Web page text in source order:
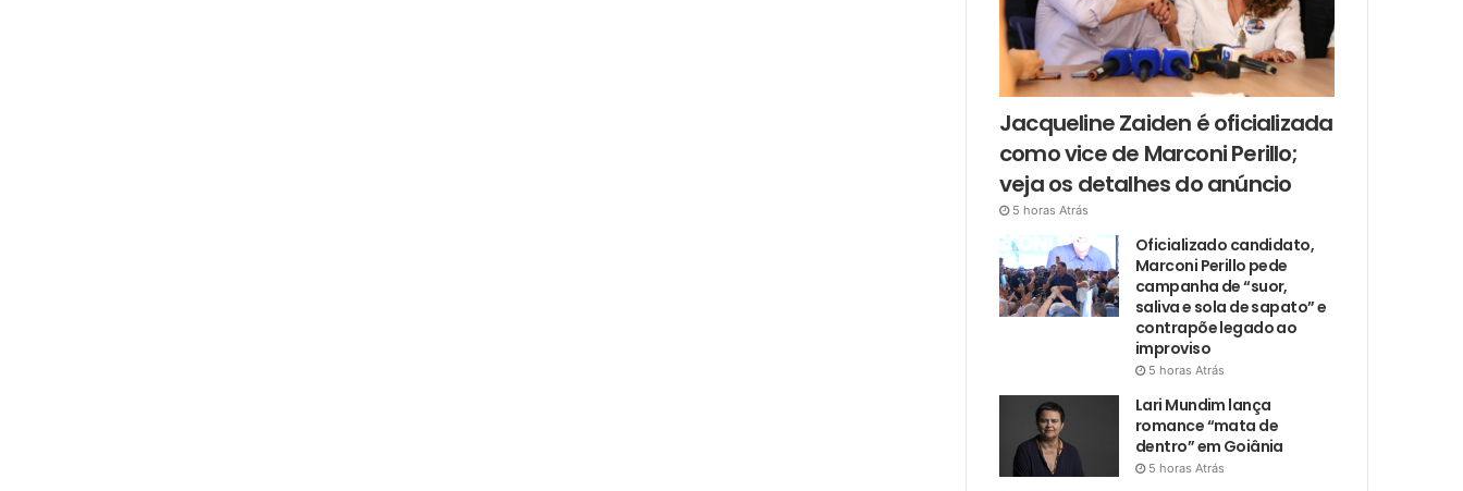
Jacqueline Zaiden é oficializada
como vice de Marconi Perillo;
veja os detalhes do anúncio
5 horas Atrás
Oficializado candidato,
Marconi Perillo pede
campanha de “suor,
saliva e sola de sapato” e
contrapõe legado ao
improviso
5 horas Atrás
Lari Mundim lança
romance “mata de
dentro” em Goiânia
5 horas Atrás